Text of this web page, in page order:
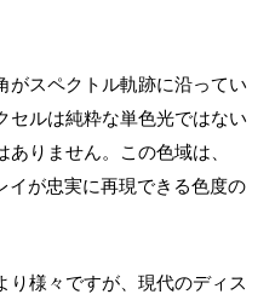
がスペクトル軌跡に沿ってい
セルは純粋な単色光ではない
りません。この色域は、
イが忠実に再現できる色度の
り様々ですが、現代のディス